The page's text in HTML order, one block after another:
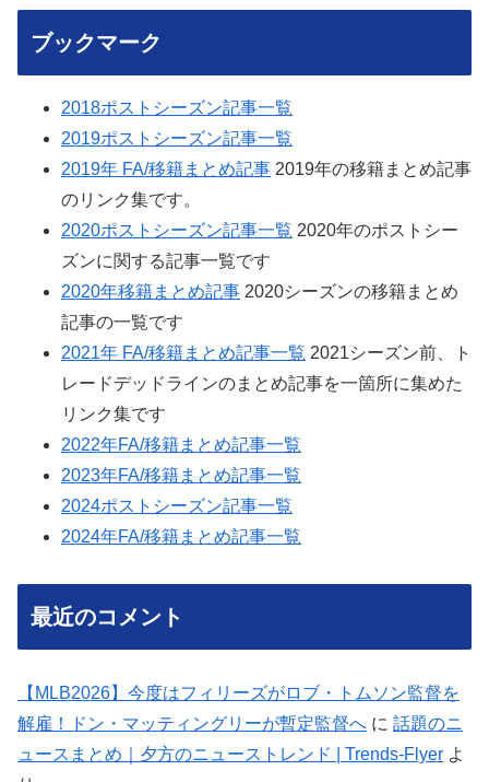
ブックマーク
2018ポストシーズン記事一覧
2019ポストシーズン記事一覧
2019年 FA/移籍まとめ記事 2019年の移籍まとめ記事
のリンク集です。
2020ポストシーズン記事一覧 2020年のポストシー
ズンに関する記事一覧です
2020年移籍まとめ記事 2020シーズンの移籍まとめ
記事の一覧です
2021年 FA/移籍まとめ記事一覧 2021シーズン前、ト
レードデッドラインのまとめ記事を一箇所に集めた
リンク集です
2022年FA/移籍まとめ記事一覧
2023年FA/移籍まとめ記事一覧
2024ポストシーズン記事一覧
2024年FA/移籍まとめ記事一覧
最近のコメント
【MLB2026】今度はフィリーズがロブ・トムソン監督を
解雇！ドン・マッティングリーが暫定監督へ に 話題のニ
ュースまとめ｜夕方のニューストレンド | Trends-Flyer よ